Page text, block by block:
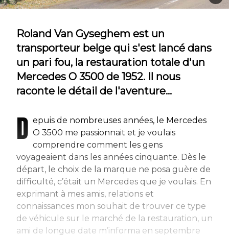
Roland Van Gyseghem est un
transporteur belge qui s'est lancé dans
un pari fou, la restauration totale d'un
Mercedes O 3500 de 1952. Il nous
raconte le détail de l'aventure...
D epuis de nombreuses années, le Mercedes
O 3500 me passionnait et je voulais
comprendre comment les gens
voyageaient dans les années cinquante. Dès le
départ, le choix de la marque ne posa guère de
difficulté, c’était un Mercedes que je voulais. En
exprimant à mes amis, relations et
connaissances mon souhait de trouver ce type
de véhicule sur le marché de la restauration, un
ami de longue date m’informa en septembre